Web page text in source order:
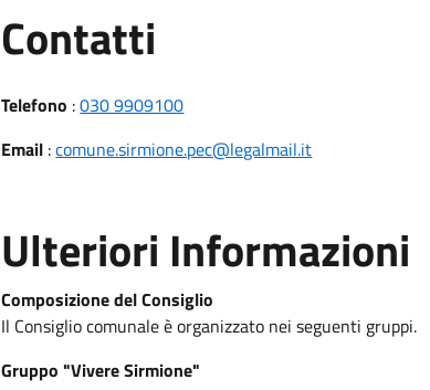
Contatti
Telefono :030 9909100
Email :comune.sirmione.pec@legalmail.it
Ulteriori Informazioni
Composizione del Consiglio
Il Consiglio comunale è organizzato nei seguenti gruppi.
Gruppo "Vivere Sirmione"